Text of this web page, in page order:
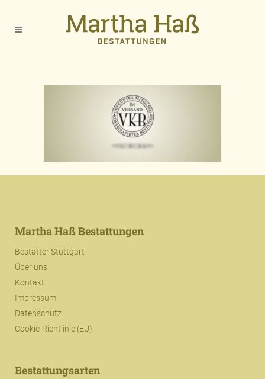
Martha Haß Bestattungen
Bestatter Stuttgart
Über uns
Kontakt
Impressum
Datenschutz
Cookie-Richtlinie (EU)
Bestattungsarten